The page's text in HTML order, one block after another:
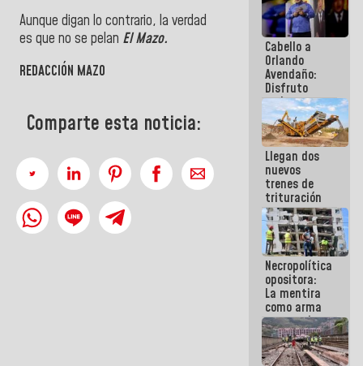
Aunque digan lo contrario, la verdad
es que no se pelan El Mazo.
REDACCIÓN MAZO
Comparte esta noticia:
Cabello a
Orlando
Avendaño:
Disfruto
cada vez
que escribes
porque lo
que haces
es
embarrarla
Llegan dos
nuevos
trenes de
trituración
para
optimizar
manejo de
escombros
en La Guaira
Necropolítica
opositora:
La mentira
como arma
contra el
Pueblo